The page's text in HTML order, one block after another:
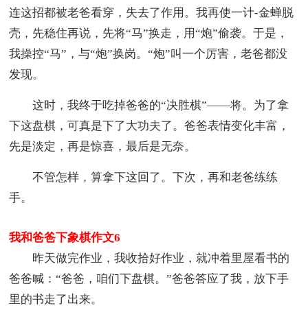
连这招都被老爸看穿，失去了作用。我再使一计-金蝉脱
壳，先稳住再说，先将“马”换走，用“炮”偷袭。于是，
我操控“马”，与“炮”换岗。“炮”叫一个厉害，老爸都没
发现。
这时，我终于吃掉爸爸的“决胜棋”——将。为了拿
下这盘棋，可真是下了大功夫了。爸爸表情变化丰富，
先是淡定，再是惊喜，最后是无奈。
不管怎样，算拿下这回了。下次，再和老爸练练
手。
我和爸爸下象棋作文6
昨天做完作业，我收拾好作业，就冲着里屋看书的
爸爸喊：“爸爸，咱们下盘棋。”爸爸答应了我，放下手
里的书走了出来。